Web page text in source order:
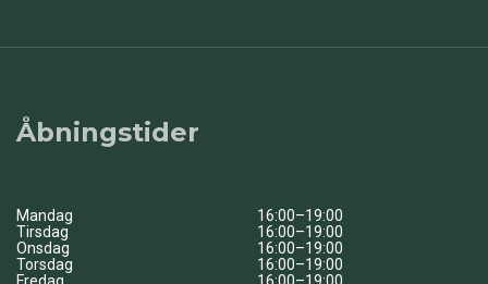
Åbningstider
Mandag
16:00–19:00
Tirsdag
16:00–19:00
Onsdag
16:00–19:00
Torsdag
16:00–19:00
Fredag
16:00–19:00